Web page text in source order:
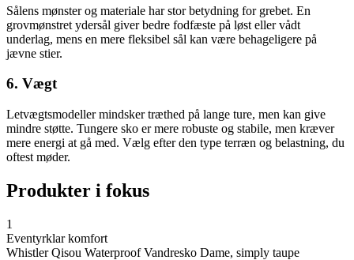
Sålens mønster og materiale har stor betydning for grebet. En
grovmønstret ydersål giver bedre fodfæste på løst eller vådt
underlag, mens en mere fleksibel sål kan være behageligere på
jævne stier.
6. Vægt
Letvægtsmodeller mindsker træthed på lange ture, men kan give
mindre støtte. Tungere sko er mere robuste og stabile, men kræver
mere energi at gå med. Vælg efter den type terræn og belastning, du
oftest møder.
Produkter i fokus
1
Eventyrklar komfort
Whistler Qisou Waterproof Vandresko Dame, simply taupe